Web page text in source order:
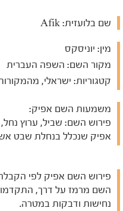
שם בלועזית:
מין: יוניסקס
מקור השם: השפה העברית
קטגוריות: ישראלי,
משמעות השם אפיק:
פירוש השם: שביל, ערוץ
אפיק שנכלל בנחלת שבט
פירוש השם אפיק לפי
השם מרמז על דרך,
נחישות ודבקות במטרה.